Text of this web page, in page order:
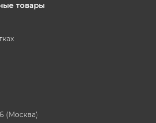
товары
(Москва)